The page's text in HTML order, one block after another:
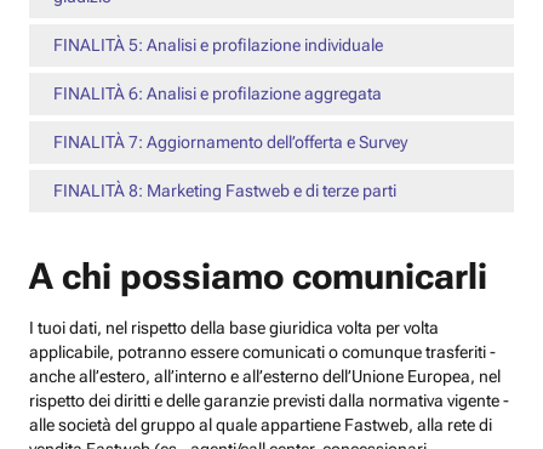
FINALITÀ 5: Analisi e profilazione individuale
FINALITÀ 6: Analisi e profilazione aggregata
FINALITÀ 7: Aggiornamento dell’offerta e Survey
FINALITÀ 8: Marketing Fastweb e di terze parti
A chi possiamo comunicarli
I tuoi dati, nel rispetto della base giuridica volta per volta
applicabile, potranno essere comunicati o comunque trasferiti -
anche all’estero, all’interno e all’esterno dell’Unione Europea, nel
rispetto dei diritti e delle garanzie previsti dalla normativa vigente -
alle società del gruppo al quale appartiene Fastweb, alla rete di